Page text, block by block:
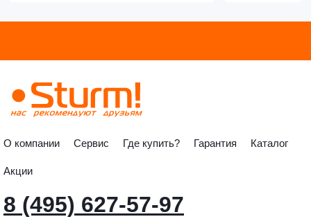
О компании Сервис Где купить? Гарантия Каталог
Акции
8 (495) 627-57-97